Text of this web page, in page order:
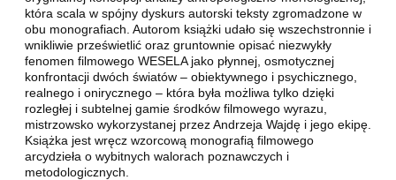
która scala w spójny dyskurs autorski teksty zgromadzone w
obu monografiach. Autorom książki udało się wszechstronnie i
wnikliwie prześwietlić oraz gruntownie opisać niezwykły
fenomen filmowego WESELA jako płynnej, osmotycznej
konfrontacji dwóch światów – obiektywnego i psychicznego,
realnego i onirycznego – która była możliwa tylko dzięki
rozległej i subtelnej gamie środków filmowego wyrazu,
mistrzowsko wykorzystanej przez Andrzeja Wajdę i jego ekipę.
Książka jest wręcz wzorcową monografią filmowego
arcydzieła o wybitnych walorach poznawczych i
metodologicznych.